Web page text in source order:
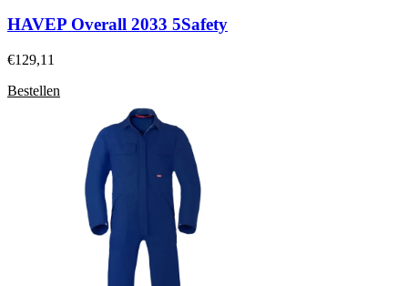
HAVEP Overall 2033 5Safety
€129,11
Bestellen